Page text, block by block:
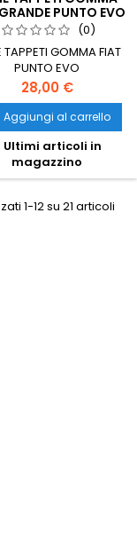
PUNTO EVO
(0)
TAPPETI GOMMA FIAT
PUNTO EVO
Prezzo
28,00 €
Aggiungi al carrello
Ultimi articoli in
magazzino
1-12 su 21 articoli